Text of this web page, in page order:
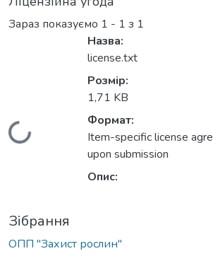
Зараз показуємо 1 - 1 з 1
Вантажиться...
Назва:
license.txt
Розмір:
1,71 KB
Формат:
Item-specific license
upon submission
Опис:
Зібрання
ОПП "Захист рослин"